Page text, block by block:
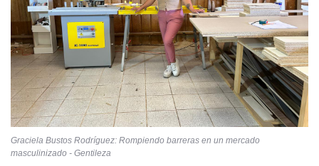
Graciela Bustos Rodríguez: Rompiendo barreras en un mercado
masculinizado - Gentileza